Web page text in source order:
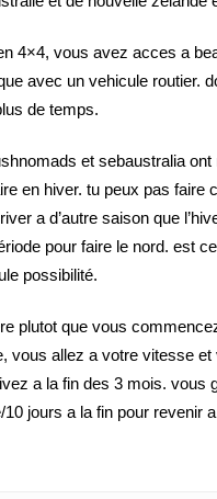
4×4, vous avez acces a
avec un vehicule routier.
de temps.
et sebaustralia ont
en hiver. tu peux pas faire
a d’autre saison que
pour faire le nord. est
possibilité.
plutot que vous
vous allez a votre vitesse
a la fin des 3 mois. vous
10 jours a la fin pour revenir